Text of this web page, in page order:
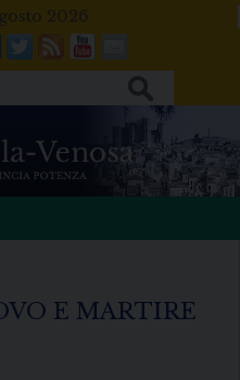
2026
Twitter
FeedsYoutube
Mail
E MARTIRE